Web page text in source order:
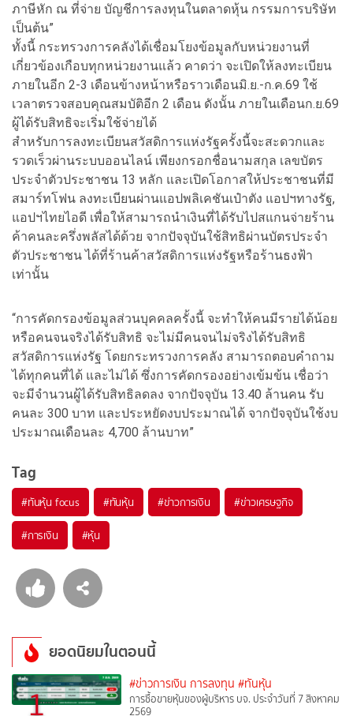
ภาษีหัก ณ ที่จ่าย บัญชีการลงทุนในตลาดหุ้น กรรมการบริษัท
เป็นต้น”
ทั้งนี้ กระทรวงการคลังได้เชื่อมโยงข้อมูลกับหน่วยงานที่
เกี่ยวข้องเกือบทุกหน่วยงานแล้ว คาดว่า จะเปิดให้ลงทะเบียน
ภายในอีก 2-3 เดือนข้างหน้าหรือราวเดือนมิ.ย.-ก.ค.69 ใช้
เวลาตรวจสอบคุณสมบัติอีก 2 เดือน ดังนั้น ภายในเดือนก.ย.69
ผู้ได้รับสิทธิจะเริ่มใช้จ่ายได้
สำหรับการลงทะเบียนสวัสดิการแห่งรัฐครั้งนี้จะสะดวกและ
รวดเร็วผ่านระบบออนไลน์ เพียงกรอกชื่อนามสกุล เลขบัตร
ประจำตัวประชาชน 13 หลัก และเปิดโอกาสให้ประชาชนที่มี
สมาร์ทโฟน ลงทะเบียนผ่านแอปพลิเคชันเป๋าตัง แอปฯทางรัฐ,
แอปฯไทยไอดี เพื่อให้สามารถนำเงินที่ได้รับไปสแกนจ่ายร้าน
ค้าคนละครึ่งพลัสได้ด้วย จากปัจจุบันใช้สิทธิผ่านบัตรประจำ
ตัวประชาชน ได้ที่ร้านค้าสวัสดิการแห่งรัฐหรือร้านธงฟ้า
เท่านั้น
“การคัดกรองข้อมูลส่วนบุคคลครั้งนี้ จะทำให้คนมีรายได้น้อย
หรือคนจนจริงได้รับสิทธิ จะไม่มีคนจนไม่จริงได้รับสิทธิ
สวัสดิการแห่งรัฐ โดยกระทรวงการคลัง สามารถตอบคำถาม
ได้ทุกคนที่ได้ และไม่ได้ ซึ่งการคัดกรองอย่างเข้มข้น เชื่อว่า
จะมีจำนวนผู้ได้รับสิทธิลดลง จากปัจจุบัน 13.40 ล้านคน รับ
คนละ 300 บาท และประหยัดงบประมาณได้ จากปัจจุบันใช้งบ
ประมาณเดือนละ 4,700 ล้านบาท”
Tag
#ทันหุ้น focus #ทันหุ้น #ข่าวการเงิน #ข่าวเศรษฐกิจ
#การเงิน #หุ้น
ยอดนิยมในตอนนี้
1 #ข่าวการเงิน การลงทุน #ทันหุ้น
การซื้อขายหุ้นของผู้บริหาร บจ. ประจำวันที่ 7 สิงหาคม
2569